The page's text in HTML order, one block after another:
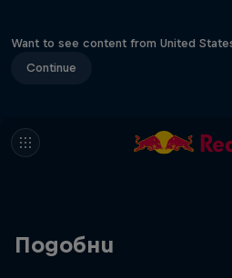
Want to see content from United
Continue
Подобни